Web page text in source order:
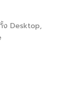
ง Desktop,